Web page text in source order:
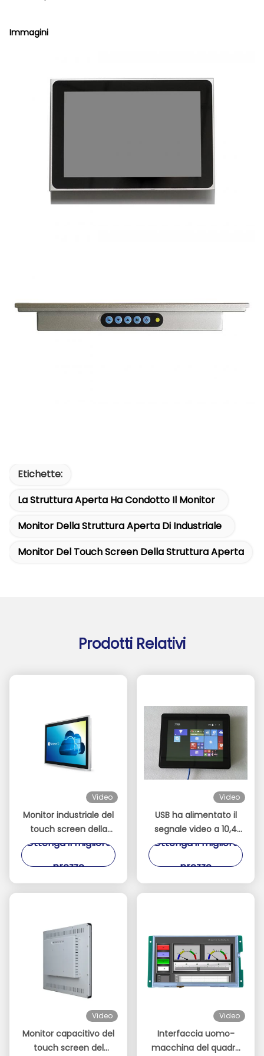
Immagini
Etichette:
La Struttura Aperta Ha Condotto Il Monitor
Monitor Della Struttura Aperta Di Industriale
Monitor Del Touch Screen Della Struttura Aperta
Prodotti Relativi
Video
Monitor industriale del
touch screen della
struttura aperta di
Ottenga il migliore
prezzo
Video
USB ha alimentato il
segnale video a 10,4
pollici di sostegno di
pagina aperta
Ottenga il migliore
prezzo
Video
Monitor capacitivo del
touch screen del
Video
Interfaccia uomo-
macchina del quadro